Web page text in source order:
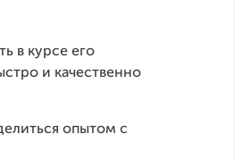
в курсе его
и качественно
опытом с